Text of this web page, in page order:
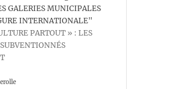
GALERIES MUNICIPALES
INTERNATIONALE"
PARTOUT » : LES